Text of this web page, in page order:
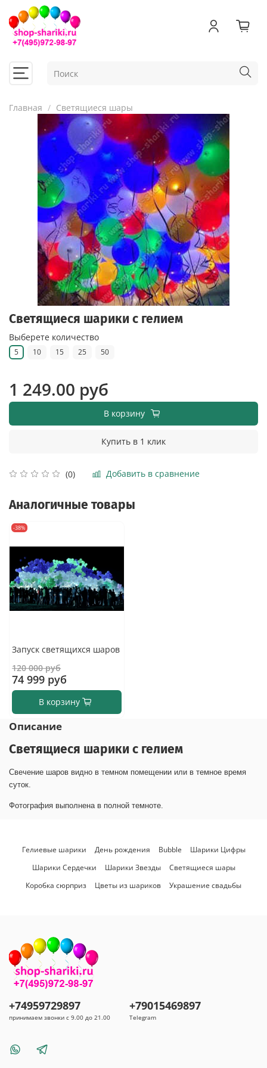
Главная Светящиеся шары
Светящиеся шарики с гелием
(0) Добавить в сравнение
Выберете количество
5 10 15 25 50
1 249.00 руб
В корзину
Купить в 1 клик
Аналогичные товары
-38%
Запуск светящихся шаров
120 000 руб
74 999 руб
В корзину
Описание
Светящиеся шарики с гелием
Свечение шаров видно в темном помещении или в темное время
суток.
Фотография выполнена в полной темноте.
Гелиевые шарики День рождения Bubble
Шарики Цифры
Шарики Сердечки
Шарики Звезды
Светящиеся шары
Коробка сюрприз
Цветы из шариков Украшение свадьбы
+74959729897
принимаем звонки с 9.00 до 21.00
+79015469897
Telegram